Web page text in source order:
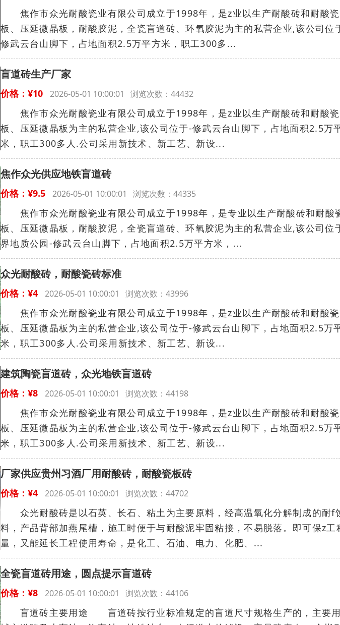
焦作市众光耐酸瓷业有限公司成立于1998年，是z业以生产耐酸砖和耐酸瓷
板、压延微晶板，耐酸胶泥，全瓷盲道砖、环氧胶泥为主的私营企业,该公司位
修武云台山脚下，占地面积2.5万平方米，职工300多...
盲道砖生产厂家
价格：¥10 2026-05-01 10:00:01 浏览次数：44432
焦作市众光耐酸瓷业有限公司成立于1998年，是z业以生产耐酸砖和耐酸瓷
板、压延微晶板为主的私营企业,该公司位于-修武云台山脚下，占地面积2.5万
米，职工300多人.公司采用新技术、新工艺、新设...
焦作众光供应地铁盲道砖
价格：¥9.5 2026-05-01 10:00:01 浏览次数：44335
焦作市众光耐酸瓷业有限公司成立于1998年，是专业以生产耐酸砖和耐酸
板、压延微晶板，耐酸胶泥，全瓷盲道砖、环氧胶泥为主的私营企业,该公司位
界地质公园-修武云台山脚下，占地面积2.5万平方米，...
众光耐酸砖，耐酸瓷砖标准
价格：¥4 2026-05-01 10:00:01 浏览次数：43996
焦作市众光耐酸瓷业有限公司成立于1998年，是z业以生产耐酸砖和耐酸瓷
板、压延微晶板为主的私营企业,该公司位于-修武云台山脚下，占地面积2.5万
米，职工300多人.公司采用新技术、新工艺、新设...
建筑陶瓷盲道砖，众光地铁盲道砖
价格：¥8 2026-05-01 10:00:01 浏览次数：44198
焦作市众光耐酸瓷业有限公司成立于1998年，是z业以生产耐酸砖和耐酸瓷
板、压延微晶板为主的私营企业,该公司位于-修武云台山脚下，占地面积2.5万
米，职工300多人.公司采用新技术、新工艺、新设...
厂家供应贵州习酒厂用耐酸砖，耐酸瓷板砖
价格：¥4 2026-05-01 10:00:01 浏览次数：44702
众光耐酸砖是以石英、长石、粘土为主要原料，经高温氧化分解制成的耐f
料，产品背部加燕尾槽，施工时便于与耐酸泥牢固粘接，不易脱落。即可保z工
量，又能延长工程使用寿命，是化工、石油、电力、化肥、...
全瓷盲道砖用途，圆点提示盲道砖
价格：¥8 2026-05-01 10:00:01 浏览次数：44106
盲道砖主要用途 盲道砖按行业标准规定的盲道尺寸规格生产的，主要